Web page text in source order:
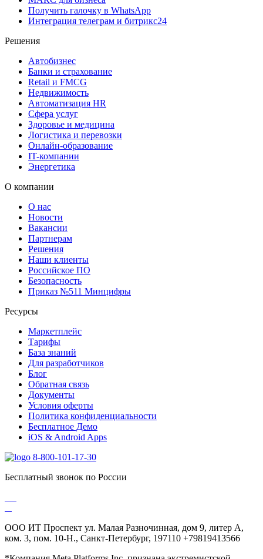
Получить галочку в WhatsApp
Интеграция телеграм и битрикс24
Решения
Автобизнес
Банки и страхование
Retail и FMCG
Недвижимость
Автоматизация HR
Сфера услуг
Здоровье и медицина
Логистика и перевозки
Онлайн-образование
IT-компании
Энергетика
О компании
О нас
Новости
Вакансии
Партнерам
Решения
Наши клиенты
Российское ПО
Безопасность
Приказ №511 Минцифры
Ресурсы
Маркетплейс
Тарифы
База знаний
Для разработчиков
Блог
Обратная связь
Документы
Условия оферты
Политика конфиденциальности
Бесплатное Демо
iOS & Android Apps
8-800-101-17-30
Бесплатный звонок по России
ООО ИТ Проспект ул. Малая Разночинная, дом 9, литер А,
ком. 3, пом. 10-Н., Санкт-Петербург, 197110 +79819413566